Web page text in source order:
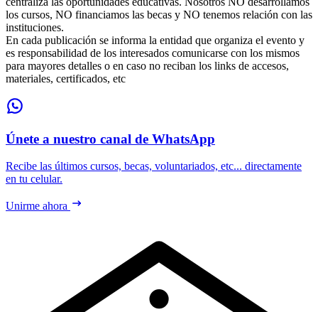
los cursos, NO financiamos las becas y NO tenemos relación con las
instituciones.
En cada publicación se informa la entidad que organiza el evento y
es responsabilidad de los interesados comunicarse con los mismos
para mayores detalles o en caso no reciban los links de accesos,
materiales, certificados, etc
Únete a nuestro canal de WhatsApp
Recibe las últimos cursos, becas, voluntariados, etc... directamente
en tu celular.
Unirme ahora